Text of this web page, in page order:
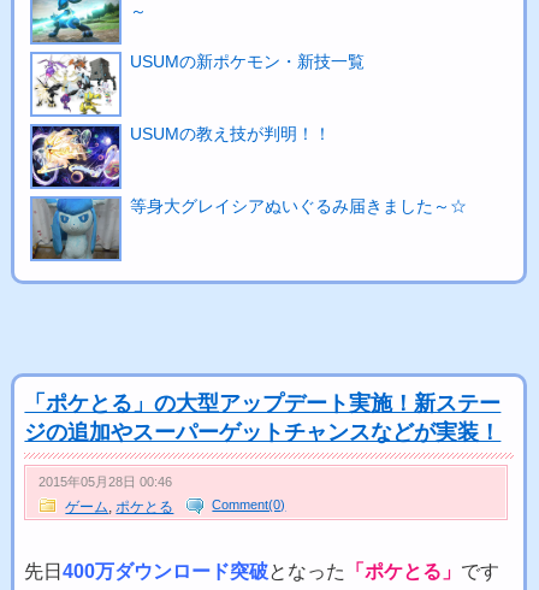
～
USUMの新ポケモン・新技一覧
USUMの教え技が判明！！
等身大グレイシアぬいぐるみ届きました～☆
「ポケとる」の大型アップデート実施！新ステー
ジの追加やスーパーゲットチャンスなどが実装！
2015年05月28日 00:46
ゲーム,ポケとる Comment(0)
先日400万ダウンロード突破となった 「ポケとる」 です